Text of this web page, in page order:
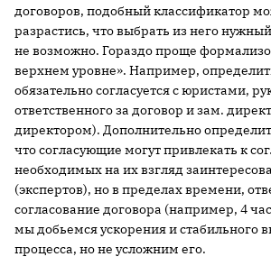
договоров, подобный классификатор
разрастись, что выбрать из него
не возможно. Гораздо проще
верхнем уровне». Например,
обязательно согласуется с юристами,
ответственного за договор и зам.
директором). Дополнительно
что согласующие могут привлекать к
необходимых на их взгляд
(экспертов), но в пределах времени,
согласование договора (например, 4
мы добьемся ускорения и стабильного
процесса, но не усложним его.